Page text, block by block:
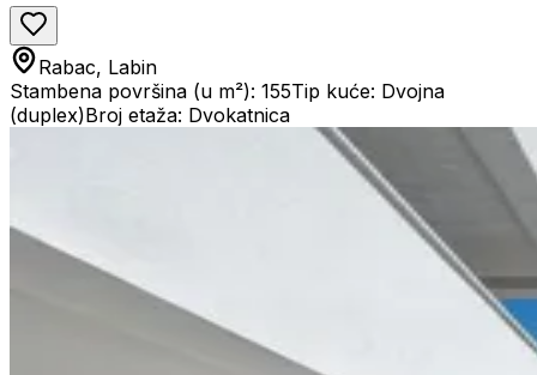
Rabac, Labin
Stambena površina (u m²): 155Tip kuće: Dvojna
(duplex)Broj etaža: Dvokatnica